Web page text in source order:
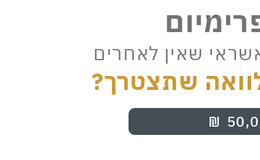
שאין לאחרים
שתצטרך?
₪